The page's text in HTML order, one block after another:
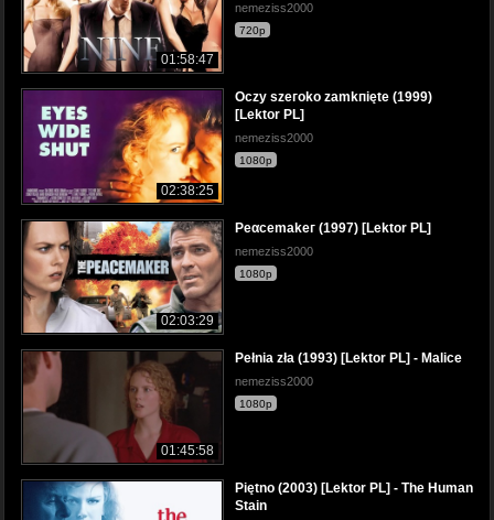
01:58:47
nemeziss2000
720p
02:38:25
Oczy szeгoko zamkпięte (1999)
[Lektor PL]
nemeziss2000
1080p
02:03:29
Peαcemakeг (1997) [Lektor PL]
nemeziss2000
1080p
01:45:58
Pełnia zła (1993) [Lektor PL] - Malice
nemeziss2000
1080p
Piętno (2003) [Lektor PL] - The Human
Stain